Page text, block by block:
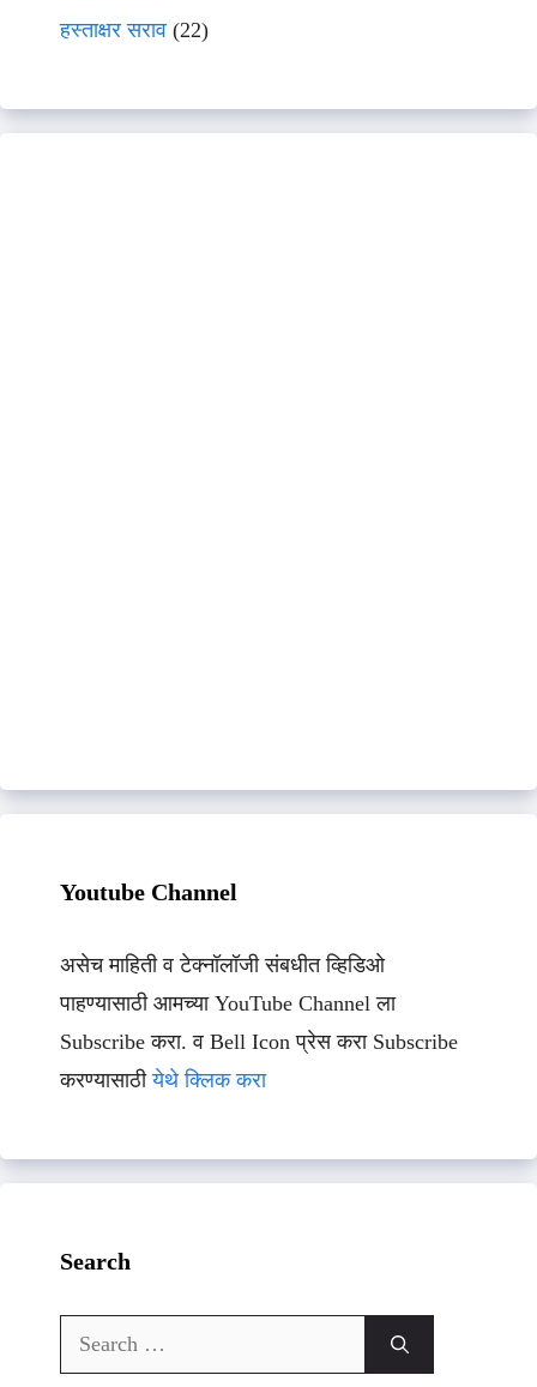
हस्ताक्षर सराव (22)
Youtube Channel
असेच माहिती व टेक्नॉलॉजी संबधीत व्हिडिओ
पाहण्यासाठी आमच्या YouTube Channel ला
Subscribe करा. व Bell Icon प्रेस करा Subscribe
करण्यासाठीयेथे क्लिक करा
Search
Search
for: